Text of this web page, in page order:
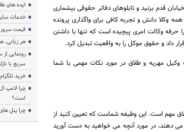
قدم بزنید و تابلوهای دفاتر حقوقی بیشماری
وکلا دانش و تجربه کافی برای واگذاری پرونده
وکالت امری پیچیده است که تنها با داشتن
داد و حقوق موکل را به واقعیت تبدیل کرد.
وکیل مهریه و طلاق در مورد نکات مهمی با شما
مهم است. این وظیفه شماست که تعیین کنید از
دهند، در مورد آنچه می خواهید به دست آورید
ایده های
خدمات
قیمت سرور HP/بررسی و خرید سرور اچ پی
هر زبانی،
رونمایی
سریع با
خرید
چرا لامپ
است؟
چرا پنل